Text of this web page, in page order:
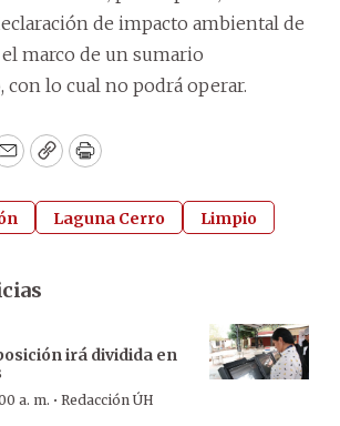
de impacto ambiental de
marco de un sumario
lo cual no podrá operar.
EmailCopyPrint
Laguna Cerro Limpio
irá dividida en
a. m. · Redacción ÚH